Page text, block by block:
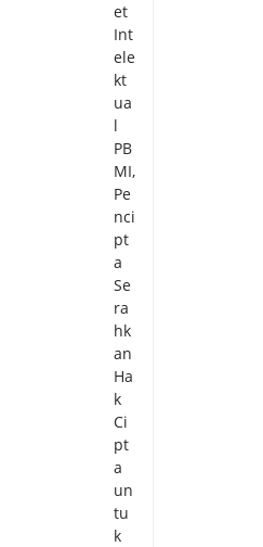
et
Int
ele
kt
ua
l
PB
MI,
Pe
nci
pt
a
Se
ra
hk
an
Ha
k
Ci
pt
a
un
tu
k